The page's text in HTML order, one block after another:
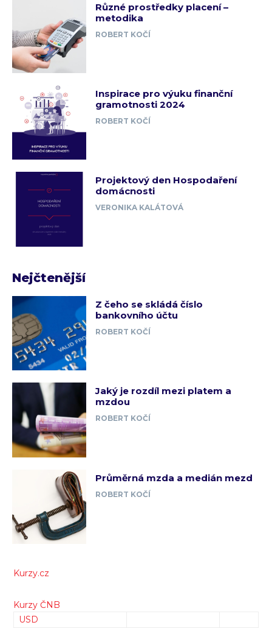
Různé prostředky placení –
metodika
ROBERT KOČÍ
Inspirace pro výuku finanční
gramotnosti 2024
ROBERT KOČÍ
Projektový den Hospodaření
domácnosti
VERONIKA KALÁTOVÁ
Nejčtenější
Z čeho se skládá číslo
bankovního účtu
ROBERT KOČÍ
Jaký je rozdíl mezi platem a
mzdou
ROBERT KOČÍ
Průměrná mzda a medián mezd
ROBERT KOČÍ
Kurzy.cz
Kurzy ČNB
USD